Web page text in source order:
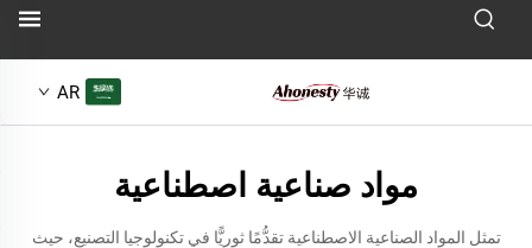
AR
مواد صناعية اصطناعية
تمثل المواد الصناعية الاصطناعية تقدُّمًا ثوريًّا في تكنولوجيا التصنيع، حيث